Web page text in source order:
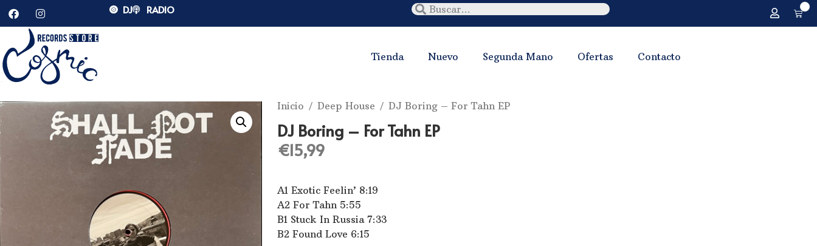
DJ RADIO
Tienda Nuevo Segunda Mano Ofertas Contacto
Inicio / Deep House / DJ Boring – For Tahn EP
DJ Boring – For Tahn EP
€15,99
A1 Exotic Feelin’ 8:19
A2 For Tahn 5:55
B1 Stuck In Russia 7:33
B2 Found Love 6:15